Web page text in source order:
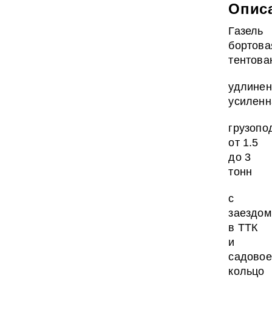
Газель
от 1.5
до 3
тонн
с
заездом
в ТТК
и
садовое
кольцо